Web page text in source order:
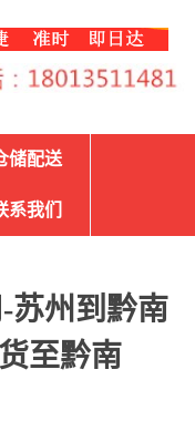
储配送
系我们
苏州到黔南
至黔南